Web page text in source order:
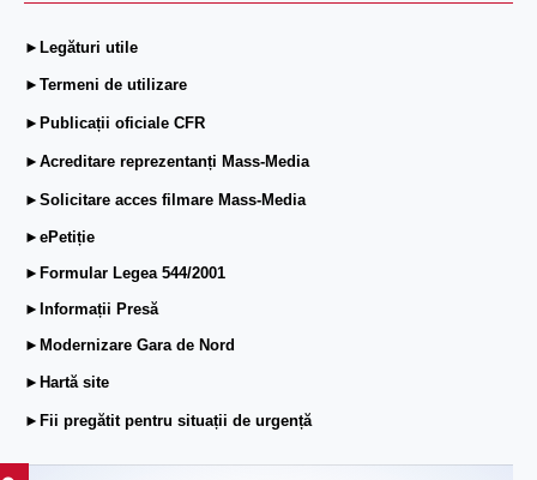
►Legături utile
►Termeni de utilizare
►Publicații oficiale CFR
►Acreditare reprezentanți Mass-Media
►Solicitare acces filmare Mass-Media
►ePetiție
►Formular Legea 544/2001
►Informații Presă
►Modernizare Gara de Nord
►Hartă site
►Fii pregătit pentru situații de urgență